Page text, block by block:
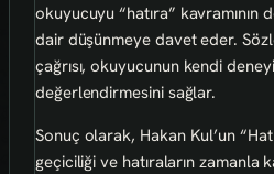
okuyucuyu “hatıra” kavramının
dair düşünmeye davet eder.
çağrısı, okuyucunun kendi
değerlendirmesini sağlar.
Sonuç olarak, Hakan Kul’un
geçiciliği ve hatıraların zamanla